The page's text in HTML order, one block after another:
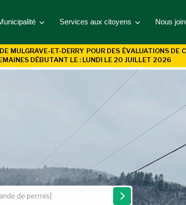
Services aux citoyens Nous
MULGRAVE-ET-DERRY POUR DES ÉVALUATIONS
DÉBUTANT LE : LUNDI LE 20 JUILLET 2026